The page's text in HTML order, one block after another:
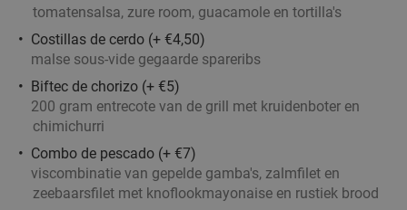
tomatensalsa, zure room, guacamole en tortilla's
Costillas de cerdo (+ €4,50)
malse sous-vide gegaarde spareribs
Biftec de chorizo (+ €5)
200 gram entrecote van de grill met kruidenboter en
chimichurri
Combo de pescado (+ €7)
viscombinatie van gepelde gamba's, zalmfilet en
zeebaarsfilet met knoflookmayonaise en rustiek brood